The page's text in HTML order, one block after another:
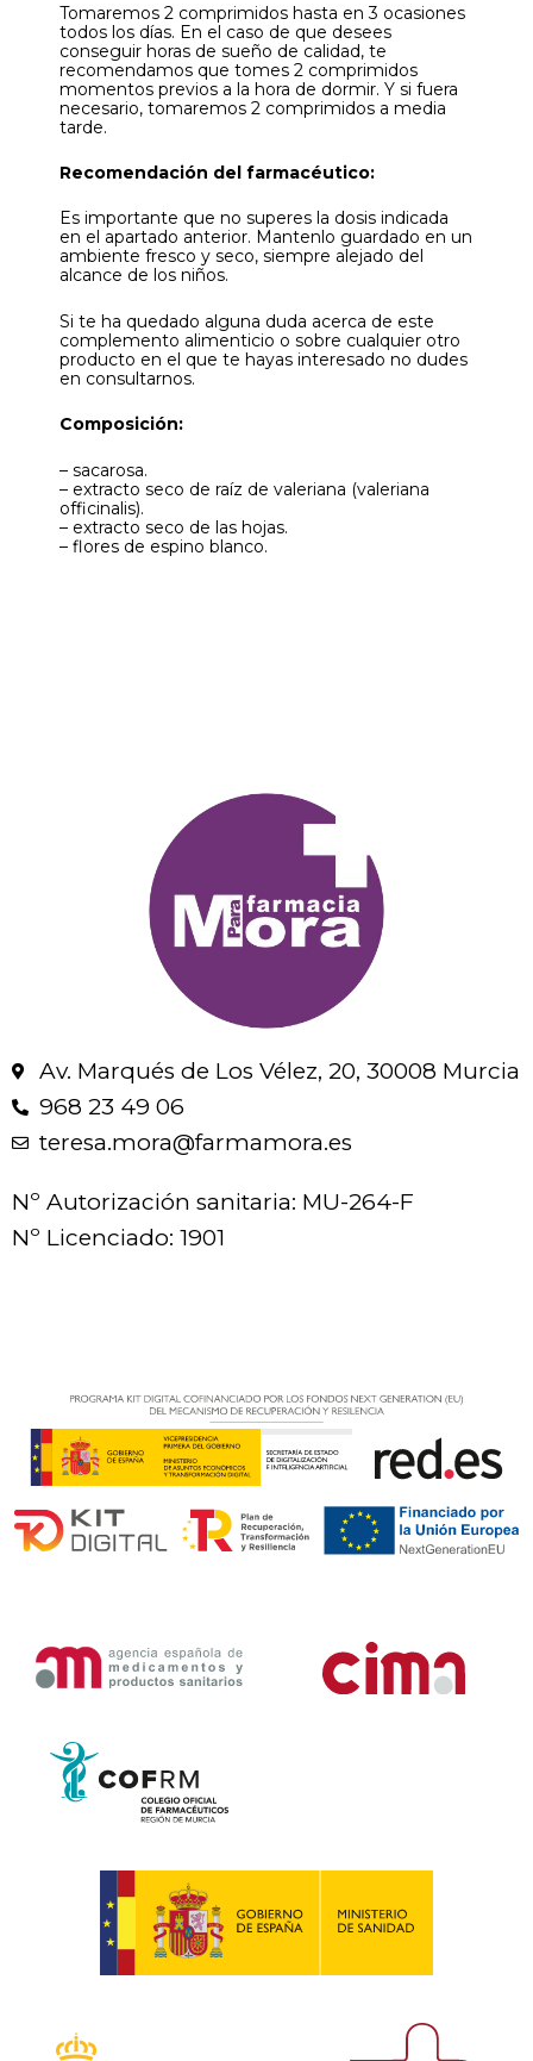
Tomaremos 2 comprimidos hasta en 3 ocasiones
todos los días. En el caso de que desees
conseguir horas de sueño de calidad, te
recomendamos que tomes 2 comprimidos
momentos previos a la hora de dormir. Y si fuera
necesario, tomaremos 2 comprimidos a media
tarde.
Recomendación del farmacéutico:
Es importante que no superes la dosis indicada
en el apartado anterior. Mantenlo guardado en un
ambiente fresco y seco, siempre alejado del
alcance de los niños.
Si te ha quedado alguna duda acerca de este
complemento alimenticio o sobre cualquier otro
producto en el que te hayas interesado no dudes
en consultarnos.
Composición:
– sacarosa.
– extracto seco de raíz de valeriana (valeriana
officinalis).
– extracto seco de las hojas.
– flores de espino blanco.
Av. Marqués de Los Vélez, 20, 30008 Murcia
968 23 49 06
teresa.mora@farmamora.es
Nº Autorización sanitaria: MU-264-F
Nº Licenciado: 1901